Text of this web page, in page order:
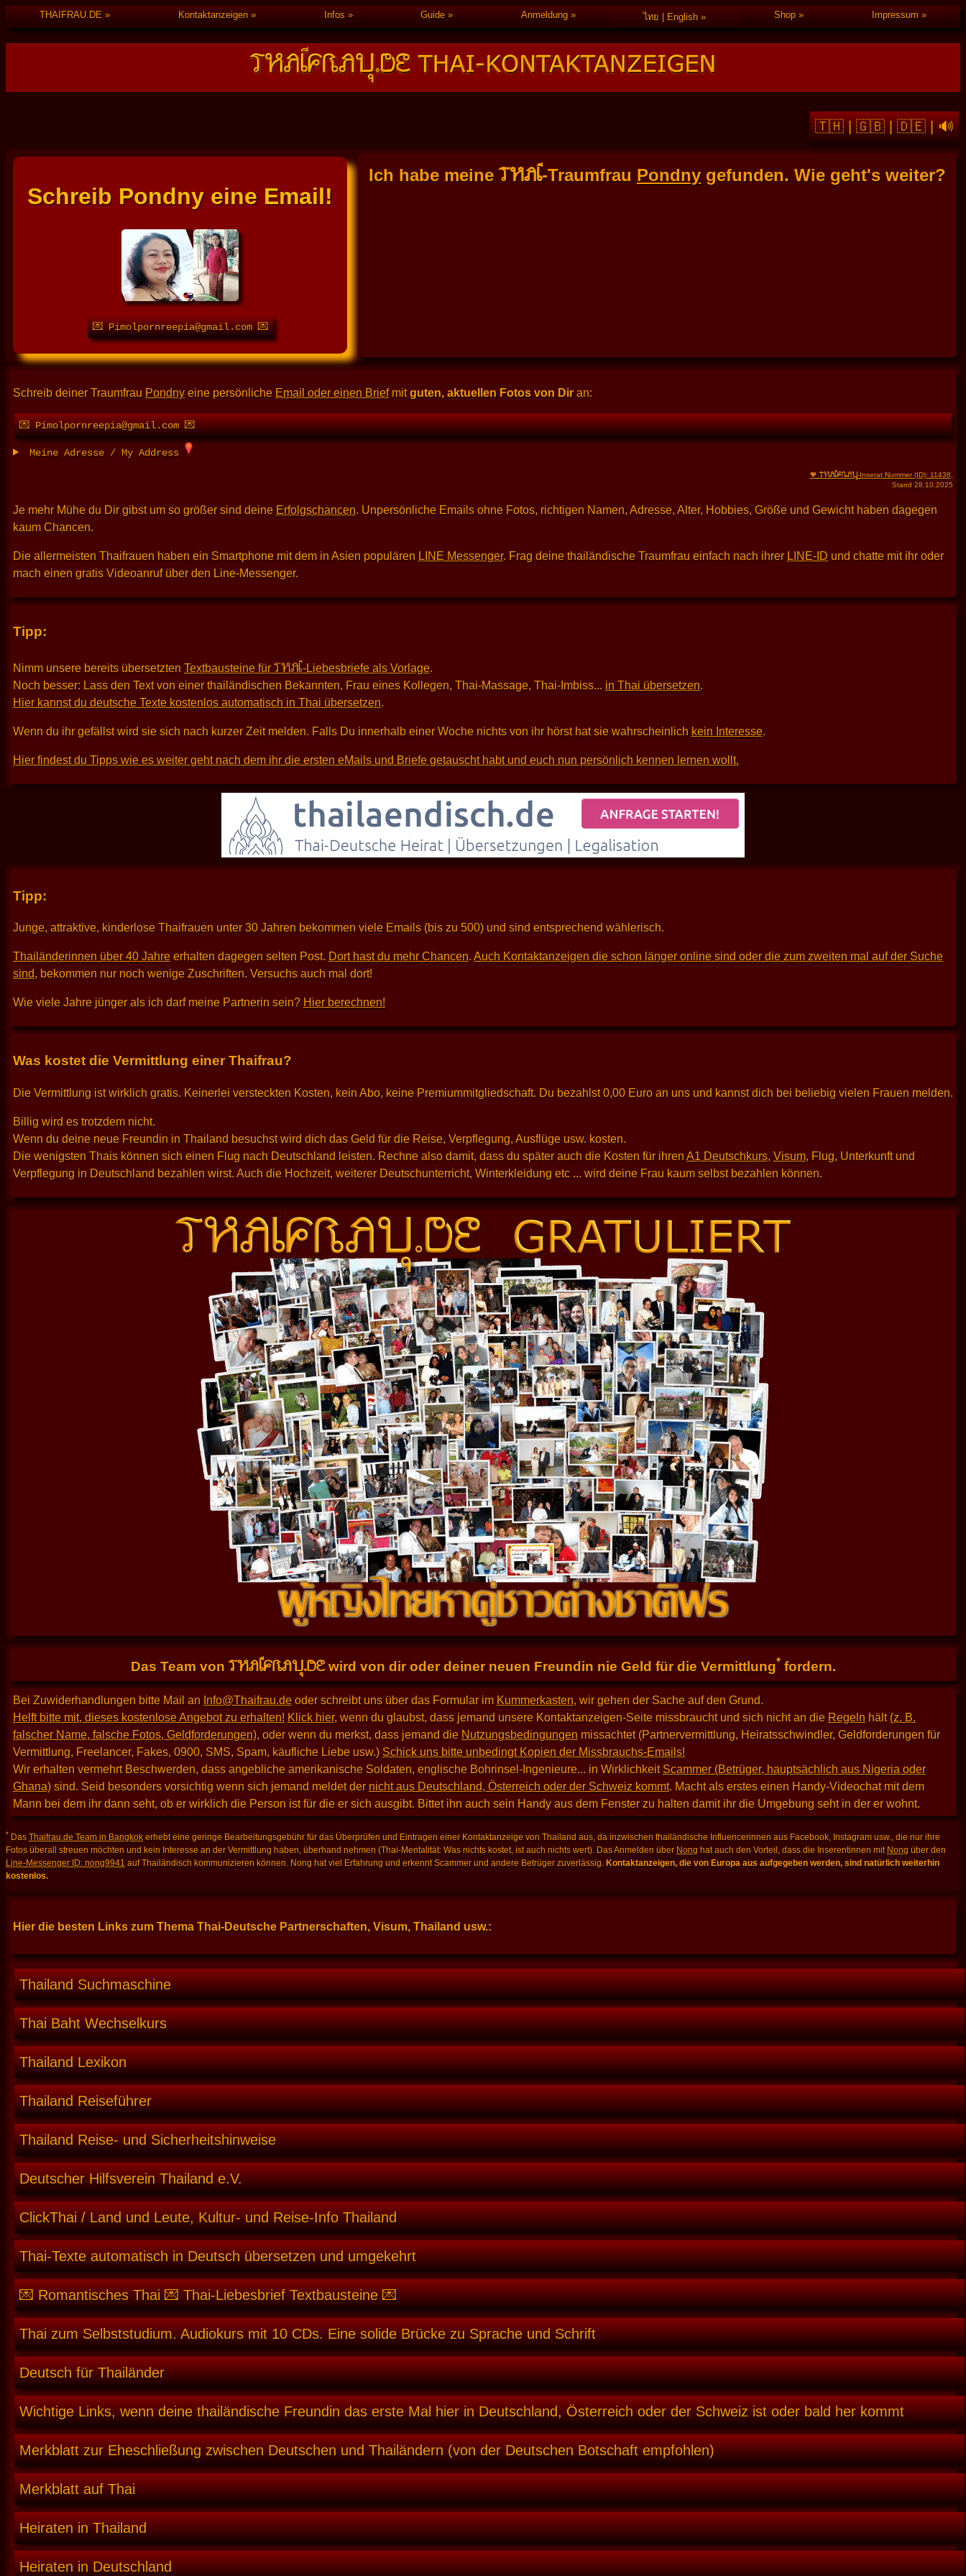
THAIFRAU.DE Kontaktanzeigen Infos Guide Anmeldung ไทย | English Shop Impressum
🇹🇭|🇬🇧|🇩🇪|🔊
Schreib Pondny eine Email!
💌 Pimolpornreepia@gmail.com 💌
Ich habe meineTHAI-Traumfrau Pondnygefunden. Wie geht's weiter?
Schreib deiner Traumfrau Pondnyeine persönliche Email oder einen Briefmitguten, aktuellen Fotos von Diran:
💌 Pimolpornreepia@gmail.com 💌
Meine Adresse / My Address
🧡 THAIFRAU-Inserat Nummer (ID): 11438,
Stand 28.10.2025
Je mehr Mühe du Dir gibst um so größer sind deine Erfolgschancen. Unpersönliche Emails ohne Fotos, richtigen Namen, Adresse, Alter, Hobbies, Größe und Gewicht haben dagegen
kaum Chancen.
Die allermeisten Thaifrauen haben ein Smartphone mit dem in Asien populären LINE Messenger. Frag deine thailändische Traumfrau einfach nach ihrer LINE-ID und chatte mit ihr oder
mach einen gratis Videoanruf über den Line-Messenger.
Tipp:
Nimm unsere bereits übersetzten Textbausteine für THAI-Liebesbriefe als Vorlage.
Noch besser: Lass den Text von einer thailändischen Bekannten, Frau eines Kollegen, Thai-Massage, Thai-Imbiss... in Thai übersetzen.
Hier kannst du deutsche Texte kostenlos automatisch in Thai übersetzen.
Wenn du ihr gefällst wird sie sich nach kurzer Zeit melden. Falls Du innerhalb einer Woche nichts von ihr hörst hat sie wahrscheinlich kein Interesse.
Hier findest du Tipps wie es weiter geht nach dem ihr die ersten eMails und Briefe getauscht habt und euch nun persönlich kennen lernen wollt.
Tipp:
Junge, attraktive, kinderlose Thaifrauen unter 30 Jahren bekommen viele Emails (bis zu 500) und sind entsprechend wählerisch.
Thailänderinnen über 40 Jahre erhalten dagegen selten Post. Dort hast du mehr Chancen. Auch Kontaktanzeigen die schon länger online sind oder die zum zweiten mal auf der Suche
sind, bekommen nur noch wenige Zuschriften. Versuchs auch mal dort!
Wie viele Jahre jünger als ich darf meine Partnerin sein? Hier berechnen!
Was kostet die Vermittlung einer Thaifrau?
Die Vermittlung ist wirklich gratis. Keinerlei versteckten Kosten, kein Abo, keine Premiummitgliedschaft. Du bezahlst 0,00 Euro an uns und kannst dich bei beliebig vielen Frauen melden.
Billig wird es trotzdem nicht.
Wenn du deine neue Freundin in Thailand besuchst wird dich das Geld für die Reise, Verpflegung, Ausflüge usw. kosten.
Die wenigsten Thais können sich einen Flug nach Deutschland leisten. Rechne also damit, dass du später auch die Kosten für ihrenA1 Deutschkurs, Visum, Flug, Unterkunft und
Verpflegung in Deutschland bezahlen wirst. Auch die Hochzeit, weiterer Deutschunterricht, Winterkleidung etc ... wird deine Frau kaum selbst bezahlen können.
Das Team vonTHAIFRAU.DEwird von dir oder deiner neuen Freundin nie Geld für die Vermittlung*fordern.
Bei Zuwiderhandlungen bitte Mail an Info@Thaifrau.de oder schreibt uns über das Formular im Kummerkasten, wir gehen der Sache auf den Grund.
Helft bitte mit, dieses kostenlose Angebot zu erhalten! Klick hier, wenn du glaubst, dass jemand unsere Kontaktanzeigen-Seite missbraucht und sich nicht an die Regeln hält (z. B.
falscher Name, falsche Fotos, Geldforderungen), oder wenn du merkst, dass jemand die Nutzungsbedingungen missachtet (Partnervermittlung, Heiratsschwindler, Geldforderungen für
Vermittlung, Freelancer, Fakes, 0900, SMS, Spam, käufliche Liebe usw.) Schick uns bitte unbedingt Kopien der Missbrauchs-Emails!
Wir erhalten vermehrt Beschwerden, dass angebliche amerikanische Soldaten, englische Bohrinsel-Ingenieure... in Wirklichkeit Scammer (Betrüger, hauptsächlich aus Nigeria oder
Ghana)sind. Seid besonders vorsichtig wenn sich jemand meldet der nicht aus Deutschland, Österreich oder der Schweiz kommt. Macht als erstes einen Handy-Videochat mit dem
Mann bei dem ihr dann seht, ob er wirklich die Person ist für die er sich ausgibt. Bittet ihn auch sein Handy aus dem Fenster zu halten damit ihr die Umgebung seht in der er wohnt.
* Das Thaifrau.de Team in Bangkok erhebt eine geringe Bearbeitungsgebühr für das Überprüfen und Eintragen einer Kontaktanzeige von Thailand aus, da inzwischen thailändische Influencerinnen aus Facebook, Instagram usw., die nur ihre
Fotos überall streuen möchten und kein Interesse an der Vermittlung haben, überhand nehmen (Thai-Mentalität: Was nichts kostet, ist auch nichts wert). Das Anmelden über Nong hat auch den Vorteil, dass die Inserentinnen mit Nong über den
Line-Messenger ID: nong9941 auf Thailändisch kommunizieren können. Nong hat viel Erfahrung und erkennt Scammer und andere Betrüger zuverlässig. Kontaktanzeigen, die von Europa aus aufgegeben werden, sind natürlich weiterhin
kostenlos.
Hier die besten Links zum Thema Thai-Deutsche Partnerschaften, Visum, Thailand usw.:
Thailand Suchmaschine
Thai Baht Wechselkurs
Thailand Lexikon
Thailand Reiseführer
Thailand Reise- und Sicherheitshinweise
Deutscher Hilfsverein Thailand e.V.
ClickThai / Land und Leute, Kultur- und Reise-Info Thailand
Thai-Texte automatisch in Deutsch übersetzen und umgekehrt
💌 Romantisches Thai 💌 Thai-Liebesbrief Textbausteine 💌
Thai zum Selbststudium. Audiokurs mit 10 CDs. Eine solide Brücke zu Sprache und Schrift
Deutsch für Thailänder
Wichtige Links, wenn deine thailändische Freundin das erste Mal hier in Deutschland, Österreich oder der Schweiz ist oder bald her kommt
Merkblatt zur Eheschließung zwischen Deutschen und Thailändern (von der Deutschen Botschaft empfohlen)
Merkblatt auf Thai
Heiraten in Thailand
Heiraten in Deutschland